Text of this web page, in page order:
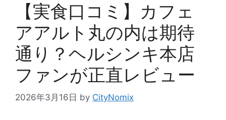
【実食口コミ】カフェ
アアルト丸の内は期待
通り？ヘルシンキ本店
ファンが正直レビュー
2026年3月16日 by CityNomix